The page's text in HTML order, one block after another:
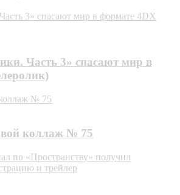
3» спасают мир в формате 4DX
Часть 3» спасают мир в
№ 75
коллаж № 75
по «Пространству» получил
и трейлер